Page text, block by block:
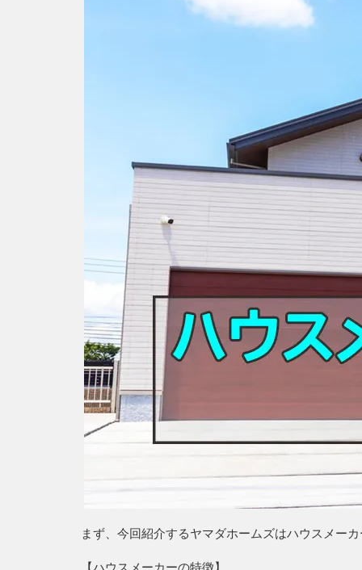
まず、今回紹介するヤマダホームズはハウスメー
【ハウスメーカーの特徴】